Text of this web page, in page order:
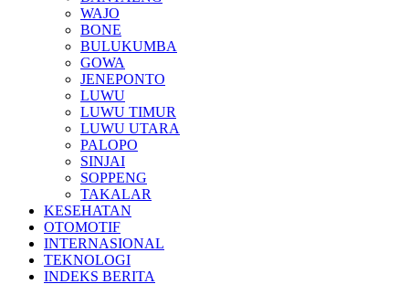
WAJO
BONE
BULUKUMBA
GOWA
JENEPONTO
LUWU
LUWU TIMUR
LUWU UTARA
PALOPO
SINJAI
SOPPENG
TAKALAR
KESEHATAN
OTOMOTIF
INTERNASIONAL
TEKNOLOGI
INDEKS BERITA